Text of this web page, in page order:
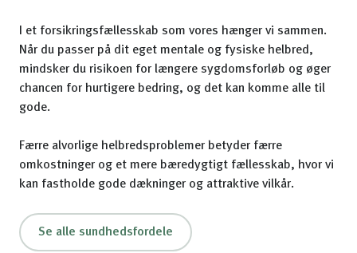
I et forsikringsfællesskab som vores hænger vi sammen.
Når du passer på dit eget mentale og fysiske helbred,
mindsker du risikoen for længere sygdomsforløb og øger
chancen for hurtigere bedring, og det kan komme alle til
gode.
Færre alvorlige helbredsproblemer betyder færre
omkostninger og et mere bæredygtigt fællesskab, hvor vi
kan fastholde gode dækninger og attraktive vilkår.
Se alle sundhedsfordele